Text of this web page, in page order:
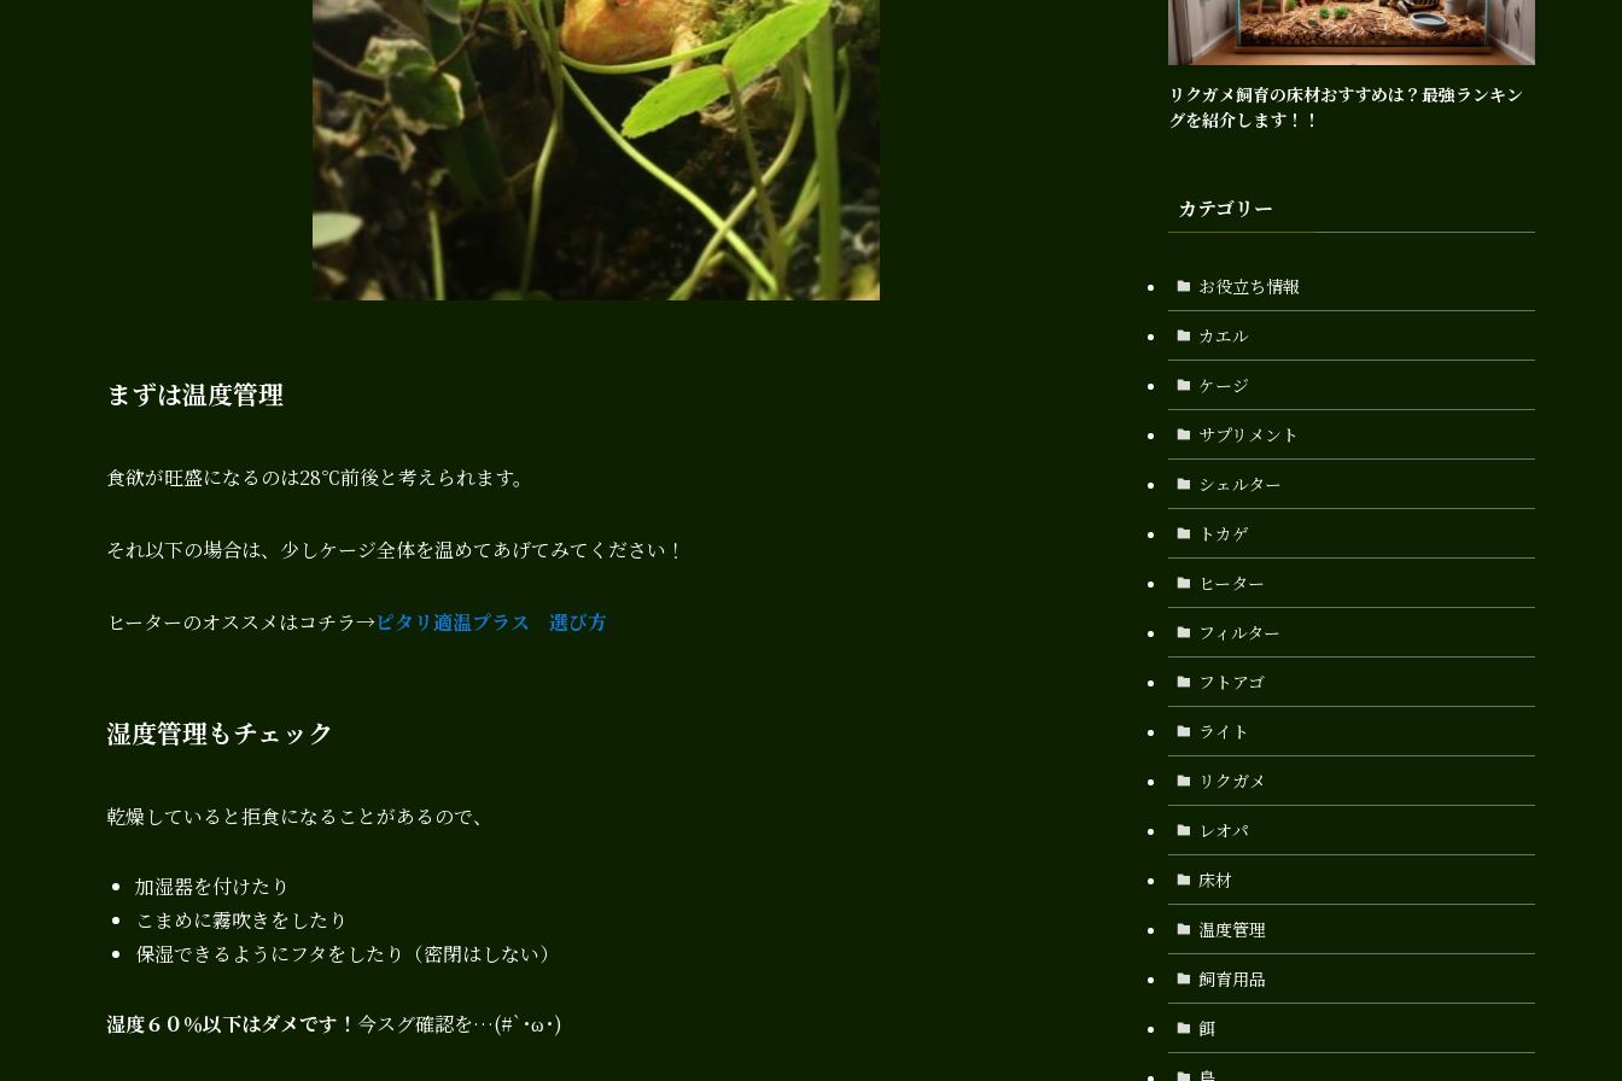
まずは温度管理
食欲が旺盛になるのは28℃前後と考えられます。
それ以下の場合は、少しケージ全体を温めてあげてみてください！
ヒーターのオススメはコチラ→ピタリ適温プラス 選び方
湿度管理もチェック
乾燥していると拒食になることがあるので、
加湿器を付けたり
こまめに霧吹きをしたり
保湿できるようにフタをしたり（密閉はしない）
湿度６０％以下はダメです！ 今スグ確認を…(#`･ω･)
リクガメ飼育の床材おすすめは？最強ランキン
グを紹介します！！
カテゴリー
お役立ち情報
カエル
ケージ
サプリメント
シェルター
トカゲ
ヒーター
フィルター
フトアゴ
ライト
リクガメ
レオパ
床材
温度管理
飼育用品
餌